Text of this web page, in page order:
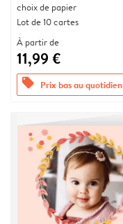
choix de papier
Lot de 10 cartes
À partir de
11,99 €
offers Prix bas au quotidien